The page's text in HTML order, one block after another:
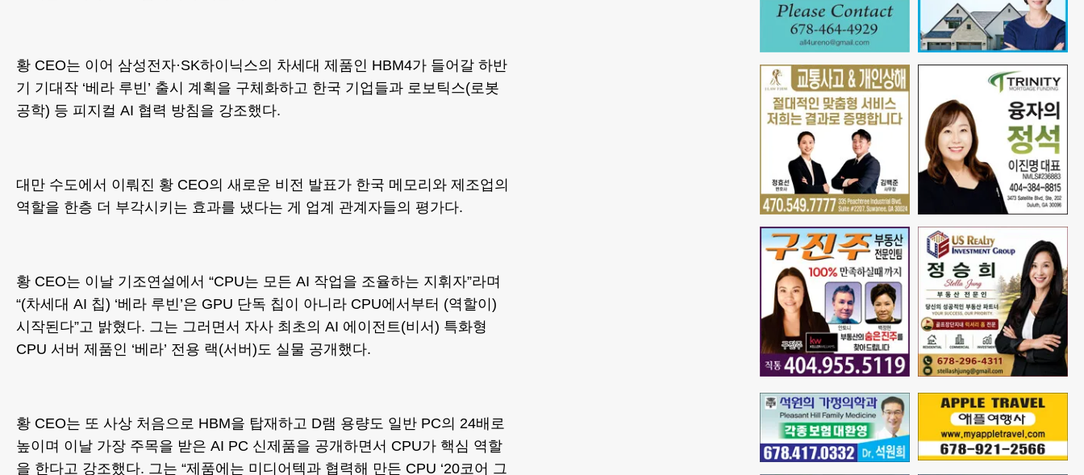
황 CEO는 이어 삼성전자·SK하이닉스의 차세대 제품인 HBM4가 들어갈 하반
기 기대작 ‘베라 루빈’ 출시 계획을 구체화하고 한국 기업들과 로보틱스(로봇
공학) 등 피지컬 AI 협력 방침을 강조했다.
대만 수도에서 이뤄진 황 CEO의 새로운 비전 발표가 한국 메모리와 제조업의
역할을 한층 더 부각시키는 효과를 냈다는 게 업계 관계자들의 평가다.
황 CEO는 이날 기조연설에서 “CPU는 모든 AI 작업을 조율하는 지휘자”라며
“(차세대 AI 칩) ‘베라 루빈’은 GPU 단독 칩이 아니라 CPU에서부터 (역할이)
시작된다”고 밝혔다. 그는 그러면서 자사 최초의 AI 에이전트(비서) 특화형
CPU 서버 제품인 ‘베라’ 전용 랙(서버)도 실물 공개했다.
황 CEO는 또 사상 처음으로 HBM을 탑재하고 D램 용량도 일반 PC의 24배로
높이며 이날 가장 주목을 받은 AI PC 신제품을 공개하면서 CPU가 핵심 역할
을 한다고 강조했다. 그는 “제품에는 미디어텍과 협력해 만든 CPU ‘20코어 그